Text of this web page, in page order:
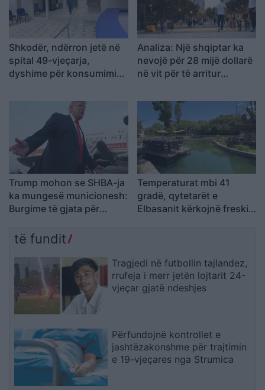
Shkodër, ndërron jetë në
spital 49-vjeçarja,
dyshime për konsumimin
Analiza: Një shqiptar ka
nevojë për 28 mijë dollarë
në vit për të arritur
Trump mohon se SHBA-ja
ka mungesë municionesh:
Burgime të gjata për
tradhtare
Temperaturat mbi 41
gradë, qytetarët e
Elbasanit kërkojnë freski
të fundit
Tragjedi në futbollin tajlandez,
rrufeja i merr jetën lojtarit 24-
vjeçar gjatë ndeshjes
Përfundojnë kontrollet e
jashtëzakonshme për trajtimin
e 19-vjeçares nga Strumica